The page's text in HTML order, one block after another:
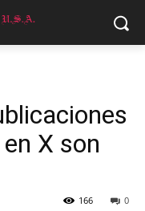
X son
0
166